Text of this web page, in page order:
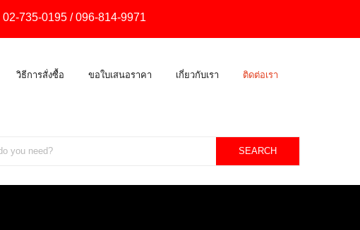
02-735-0195 /096-814-9971
วิธีการสั่งซื้อ ขอใบเสนอราคา เกี่ยวกับเรา ติดต่อเรา
SEARCH